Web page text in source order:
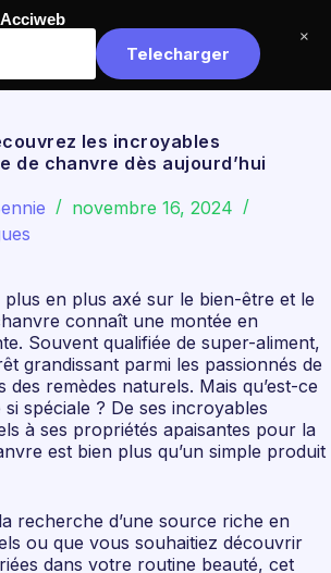
les incroyables
de chanvre dès aujourd’hui
novembre 16, 2024
plus en plus axé sur le bien-être et le
connaît une montée en
Souvent qualifiée de super-aliment,
grandissant parmi les passionnés de
des remèdes naturels. Mais qu’est-ce
spéciale ? De ses incroyables
à ses propriétés apaisantes pour la
est bien plus qu’un simple produit
recherche d’une source riche en
ou que vous souhaitiez découvrir
dans votre routine beauté, cet
Telecharger
×